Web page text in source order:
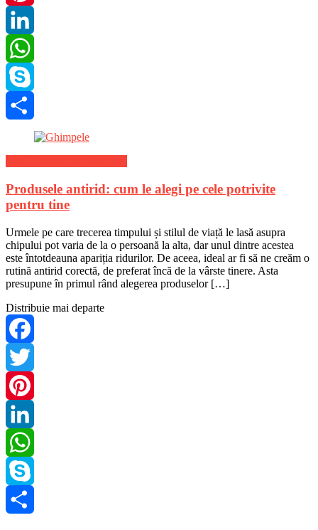
Pinterest
LinkedIn
WhatsApp
Skype
Produsele antirid: cum le alegi pe cele potrivite
pentru tine
Urmele pe care trecerea timpului și stilul de viață le lasă asupra
chipului pot varia de la o persoană la alta, dar unul dintre acestea
este întotdeauna apariția ridurilor. De aceea, ideal ar fi să ne creăm o
rutină antirid corectă, de preferat încă de la vârste tinere. Asta
presupune în primul rând alegerea produselor […]
Distribuie mai departe
Facebook
Twitter
Pinterest
LinkedIn
WhatsApp
Skype